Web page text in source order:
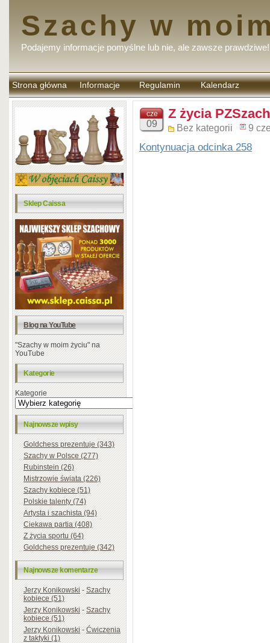
Szachy w
Podajemy informacje pomyślne lub nie, ale zawsze prawdziwe!
Strona główna Informacje Regulamin
komentarzy
Kalendarz
Sklep Caissa
Blog na YouTube
"Szachy w moim życiu" na
YouTube
Kategorie
Kategorie
Najnowsze wpisy
Goldchess prezentuje (343)
Szachy w Polsce (277)
Rubinstein (26)
Mistrzowie świata (226)
Szachy kobiece (51)
Polskie talenty (74)
Artysta i szachista (94)
Ciekawa partia (408)
Z życia sportu (64)
Goldchess prezentuje (342)
Najnowsze komentarze
Jerzy Konikowski-Szachy
kobiece (51)
Jerzy Konikowski-Szachy
kobiece (51)
Jerzy Konikowski-Ćwiczenia
z taktyki (1)
cze
09
Z życia
Bez kategorii 9
Kontynuacja odcinka 258